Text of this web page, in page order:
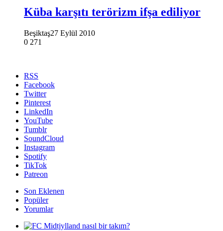
Küba karşıtı terörizm ifşa ediliyor
Beşiktaş27 Eylül 2010
0 271
RSS
Facebook
Twitter
Pinterest
LinkedIn
YouTube
Tumblr
SoundCloud
Instagram
Spotify
TikTok
Patreon
Son Eklenen
Popüler
Yorumlar